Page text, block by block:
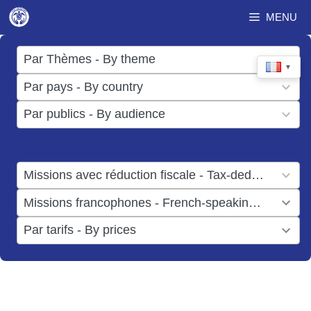
Aller
au
contenu
MENU
▼
Par Thèmes - By theme
17
results
available
Par pays - By country
50
results
available
Par publics - By audience
results
Missions avec réduction fiscale - Tax-deductible missions
result
available
Missions francophones - French-speaking missions
result
available
Par tarifs - By prices
results
available